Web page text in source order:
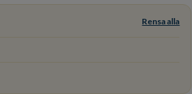
Rensa alla